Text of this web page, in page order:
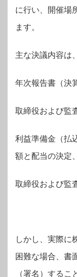
に行い、開催場
ます。
主な決議内容は
年次報告書（決
取締役および監
利益準備金（払
額と配当の決定、
取締役および監
しかし、実際に
困難な場合、書
（署名）する